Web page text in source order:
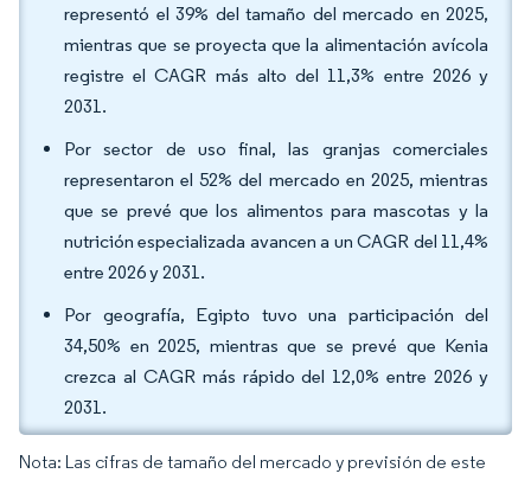
representó el 39% del tamaño del mercado en 2025,
mientras que se proyecta que la alimentación avícola
registre el CAGR más alto del 11,3% entre 2026 y
2031.
Por sector de uso final, las granjas comerciales
representaron el 52% del mercado en 2025, mientras
que se prevé que los alimentos para mascotas y la
nutrición especializada avancen a un CAGR del 11,4%
entre 2026 y 2031.
Por geografía, Egipto tuvo una participación del
34,50% en 2025, mientras que se prevé que Kenia
crezca al CAGR más rápido del 12,0% entre 2026 y
2031.
Nota: Las cifras de tamaño del mercado y previsión de este